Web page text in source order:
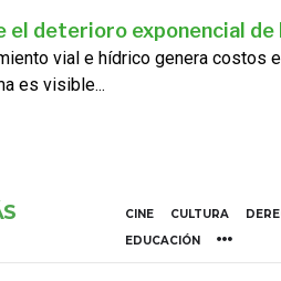
el deterioro exponencial
vial e hídrico genera costos
es visible...
CINE CULTURA
EDUCACIÓN